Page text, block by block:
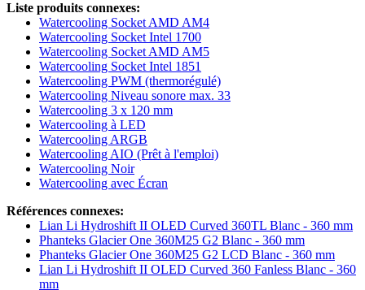
Liste produits connexes:
Watercooling Socket AMD AM4
Watercooling Socket Intel 1700
Watercooling Socket AMD AM5
Watercooling Socket Intel 1851
Watercooling PWM (thermorégulé)
Watercooling Niveau sonore max. 33
Watercooling 3 x 120 mm
Watercooling à LED
Watercooling ARGB
Watercooling AIO (Prêt à l'emploi)
Watercooling Noir
Watercooling avec Écran
Références connexes:
Lian Li Hydroshift II OLED Curved 360TL Blanc - 360 mm
Phanteks Glacier One 360M25 G2 Blanc - 360 mm
Phanteks Glacier One 360M25 G2 LCD Blanc - 360 mm
Lian Li Hydroshift II OLED Curved 360 Fanless Blanc - 360
mm